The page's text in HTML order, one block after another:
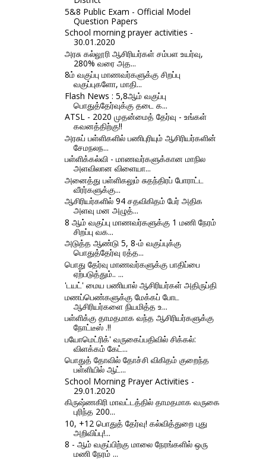
5&8 Public Exam - Official Model
Question Papers
School morning prayer activities -
30.01.2020
அரசு கல்லூரி ஆசிரியர்கள் சம்பள உயர்வு,
280% வரை அத...
8ம் வகுப்பு மாணவர்களுக்கு சிறப்பு
வகுப்புகளோ, மாதி...
Flash News : 5,8ஆம் வகுப்பு
பொதுத்தேர்வுக்கு தடை க...
ATSL - 2020 முதன்மைத் தேர்வு - உங்கள்
கவனத்திற்கு!!
அரசுப் பள்ளிகளில் பணிபுரியும் ஆசிரியர்களின்
சேமநலந...
பள்ளிக்கல்வி - மாணவர்களுக்கான மாநில
அளவிலான விளையா...
அனைத்து பள்ளிகலும் சுதந்திரப் போராட்ட
வீரர்களுக்கு...
ஆசிரியர்களில் 94 சதவிகிதம் பேர் அதிக
அளவு மன அழுத்...
8 ஆம் வகுப்பு மாணவர்களுக்கு 1 மணி நேரம்
சிறப்பு வக...
அடுத்த ஆண்டு 5, 8-ம் வகுப்புக்கு
பொதுத்தேர்வு ரத்த...
பொது தேர்வு மாணவர்களுக்கு பாதிப்பை
ஏற்படுத்தும்.. ...
'டயட்' மைய பணியால் ஆசிரியர்கள் அதிருப்தி
மணப்பெண்களுக்கு மேக்கப் போட
ஆசிரியர்களை நியமித்த உ...
பள்ளிக்கு தாமதமாக வந்த ஆசிரியர்களுக்கு
நோட்டீஸ் .!!
பயோமெட்ரிக்' வருகைப்பதிவில் சிக்கல்:
விளக்கம் கேட்...
பொதுத் தோவில் தோச்சி விகிதம் குறைந்த
பள்ளியில் ஆட்...
School Morning Prayer Activities -
29.01.2020
கிருஷ்ணகிரி மாவட்டத்தில் தாமதமாக வருகை
புரிந்த 200...
10, +12 பொதுத் தேர்வு! கல்வித்துறை புது
அறிவிப்பு!...
8 - ஆம் வகுப்பிற்கு மாலை நேரங்களில் ஒரு
மணி நேரம் ...